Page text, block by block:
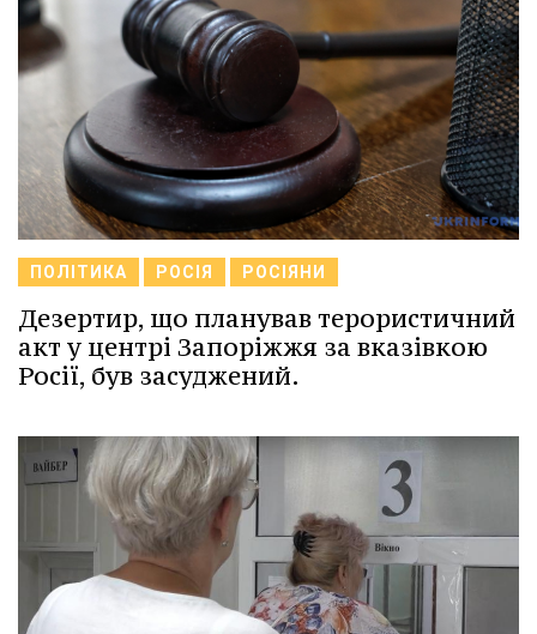
ПОЛІТИКА РОСІЯ РОСІЯНИ
Дезертир, що планував терористичний
акт у центрі Запоріжжя за вказівкою
Росії, був засуджений.